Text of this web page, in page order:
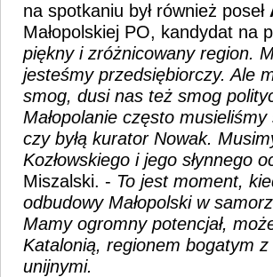
na spotkaniu był również poseł
Małopolskiej PO, kandydat na
piękny i zróżnicowany region.
jesteśmy przedsiębiorczy. Ale
smog, dusi nas też smog
Małopolanie często
czy byłą kurator Nowak.
Kozłowskiego i jego słynnego
Miszalski. - To jest moment,
odbudowy Małopolski w
Mamy ogromny potencjał,
Katalonią, regionem bogatym
unijnymi.